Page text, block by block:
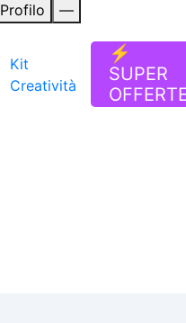
Profilo —
Kit
Creatività
⚡
SUPER